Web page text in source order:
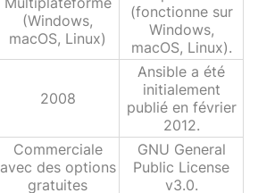
(Windows,
macOS, Linux)
(fonctionne sur
Windows,
macOS, Linux).
2008
Ansible a été
initialement
publié en février
2012.
Commerciale
avec des options
gratuites
GNU General
Public License
v3.0.